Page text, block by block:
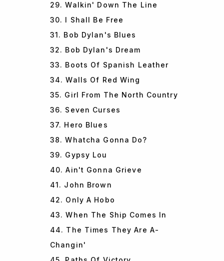
29. Walkin' Down The Line
30. I Shall Be Free
31. Bob Dylan's Blues
32. Bob Dylan's Dream
33. Boots Of Spanish Leather
34. Walls Of Red Wing
35. Girl From The North Country
36. Seven Curses
37. Hero Blues
38. Whatcha Gonna Do?
39. Gypsy Lou
40. Ain't Gonna Grieve
41. John Brown
42. Only A Hobo
43. When The Ship Comes In
44. The Times They Are A-
Changin'